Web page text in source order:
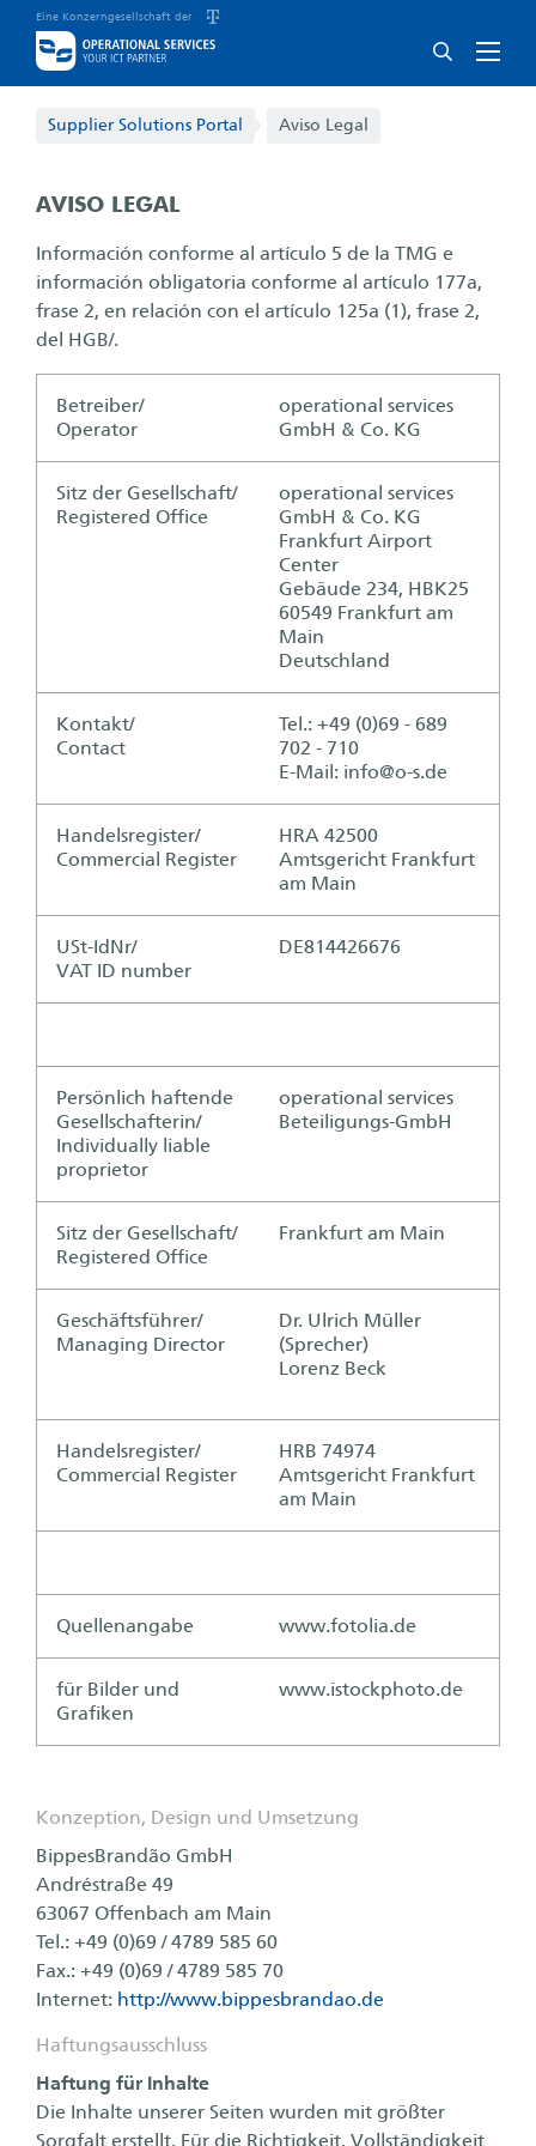
Eine Konzerngesellschaft der
Supplier Solutions Portal
Supplier Solutions Portal Aviso Legal
AVISO LEGAL
Información conforme al artículo 5 de la TMG e
información obligatoria conforme al artículo 177a,
frase 2, en relación con el artículo 125a (1), frase 2,
del HGB/.
Betreiber/
Operator
operational services
GmbH & Co. KG
Sitz der Gesellschaft/
Registered Office
operational services
GmbH & Co. KG
Frankfurt Airport
Center
Gebäude 234, HBK25
60549 Frankfurt am
Main
Deutschland
Kontakt/
Contact
Tel.: +49 (0)69 - 689
702 - 710
E-Mail: info@o-s.de
Handelsregister/
Commercial Register
HRA 42500
Amtsgericht Frankfurt
am Main
USt-IdNr/
VAT ID number
DE814426676
Persönlich haftende
Gesellschafterin/
Individually liable
proprietor
operational services
Beteiligungs-GmbH
Sitz der Gesellschaft/
Registered Office
Frankfurt am Main
Geschäftsführer/
Managing Director
Dr. Ulrich Müller
(Sprecher)
Lorenz Beck
Handelsregister/
Commercial Register
HRB 74974
Amtsgericht Frankfurt
am Main
Quellenangabe www.fotolia.de
für Bilder und
Grafiken
www.istockphoto.de
Konzeption, Design und Umsetzung
BippesBrandão GmbH
Andréstraße 49
63067 Offenbach am Main
Tel.: +49 (0)69 / 4789 585 60
Fax.: +49 (0)69 / 4789 585 70
Internet: http://www.bippesbrandao.de
Haftungsausschluss
Haftung für Inhalte
Die Inhalte unserer Seiten wurden mit größter
Sorgfalt erstellt. Für die Richtigkeit, Vollständigkeit